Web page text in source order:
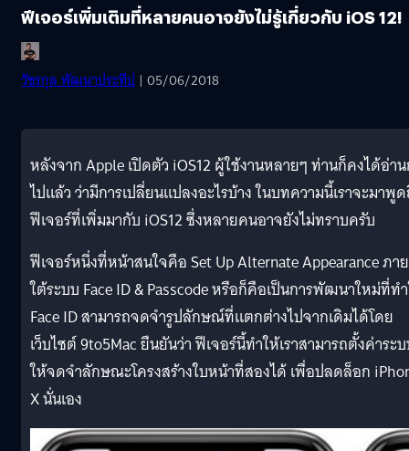
ฟีเจอร์เพิ่มเติมที่หลายคนอาจยังไม่รู้เกี่ยวกับ iOS 12!
วัชรกุล พัฒนาประทีป | 05/06/2018
หลังจาก Apple เปิดตัว iOS12 ผู้ใช้งานหลายๆ ท่านก็คงได้อ่า
ไปแล้ว ว่ามีการเปลี่ยนแปลงอะไรบ้าง ในบทความนี้เราจะมาพู
ฟีเจอร์ที่เพิ่มมากับ iOS12 ซึ่งหลายคนอาจยังไม่ทราบครับ
ฟีเจอร์หนึ่งที่หน้าสนใจคือ Set Up Alternate Appearance ภาย
ใต้ระบบ Face ID & Passcode หรือก็คือเป็นการพัฒนาใหม่ที่ท
Face ID สามารถจดจำรูปลักษณ์ที่แตกต่างไปจากเดิมได้โดย
เว็บไซต์ 9to5Mac ยืนยันว่า ฟีเจอร์นี้ทำให้เราสามารถตั้งค่าระ
ให้จดจำลักษณะโครงสร้างใบหน้าที่สองได้ เพื่อปลดล็อก
X นั่นเอง